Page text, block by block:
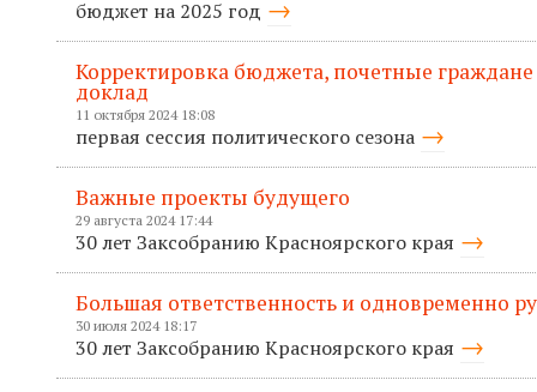
бюджет на 2025 год
Корректировка бюджета, почетные
доклад
11 октября 2024 18:08
первая сессия политического сезона
Важные проекты будущего
29 августа 2024 17:44
30 лет Заксобранию Красноярского края
Большая ответственность и одновременно
30 июля 2024 18:17
30 лет Заксобранию Красноярского края